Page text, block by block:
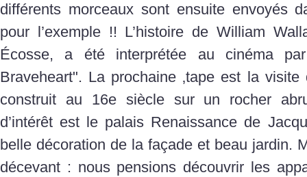
différents morceaux sont ensuite envoyés
pour l’exemple !! L’histoire de William
Écosse, a été interprétée au cinéma
Braveheart". La prochaine ‚tape est la
construit au 16e siècle sur un rocher
d’intérêt est le palais Renaissance de
belle décoration de la façade et beau jardin.
décevant : nous pensions découvrir les